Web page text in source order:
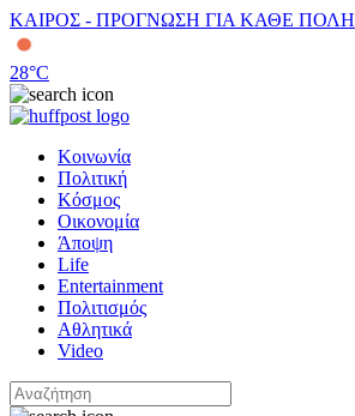
ΚΑΙΡΟΣ - ΠΡΟΓΝΩΣΗ ΓΙΑ ΚΑΘΕ ΠΟΛΗ
28°C
Κοινωνία
Πολιτική
Κόσμος
Οικονομία
Άποψη
Life
Entertainment
Πολιτισμός
Αθλητικά
Video